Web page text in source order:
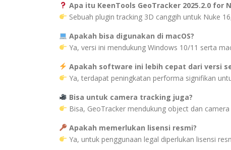
Apa itu KeenTools GeoTracker 2025.2.0 for
Sebuah plugin tracking 3D canggih untuk Nuke
Apakah bisa digunakan di macOS?
Ya, versi ini mendukung Windows 10/11 serta
Apakah software ini lebih cepat dari versi
Ya, terdapat peningkatan performa signifikan
Bisa untuk camera tracking juga?
Bisa, GeoTracker mendukung object dan
Apakah memerlukan lisensi resmi?
Ya, untuk penggunaan legal diperlukan lisensi